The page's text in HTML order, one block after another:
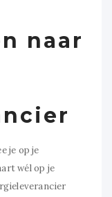
naar
je op je
wél op je